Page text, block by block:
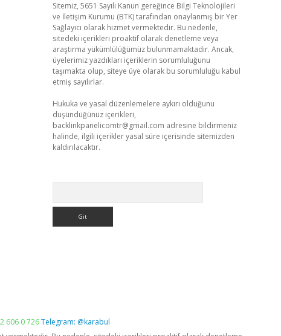
Sitemiz, 5651 Sayılı Kanun gereğince Bilgi Teknolojileri
ve İletişim Kurumu (BTK) tarafından onaylanmış bir Yer
Sağlayıcı olarak hizmet vermektedir. Bu nedenle,
sitedeki içerikleri proaktif olarak denetleme veya
araştırma yükümlülüğümüz bulunmamaktadır. Ancak,
üyelerimiz yazdıkları içeriklerin sorumluluğunu
taşımakta olup, siteye üye olarak bu sorumluluğu kabul
etmiş sayılırlar.
Hukuka ve yasal düzenlemelere aykırı olduğunu
düşündüğünüz içerikleri,
backlinkpanelicomtr@gmail.com adresine bildirmeniz
halinde, ilgili içerikler yasal süre içerisinde sitemizden
kaldırılacaktır.
606 0 726Telegram: @karabul